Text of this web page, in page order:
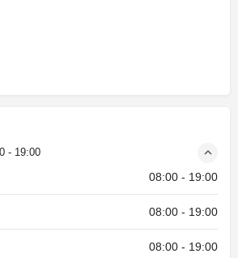
- 19:00
08:00 - 19:00
08:00 - 19:00
08:00 - 19:00